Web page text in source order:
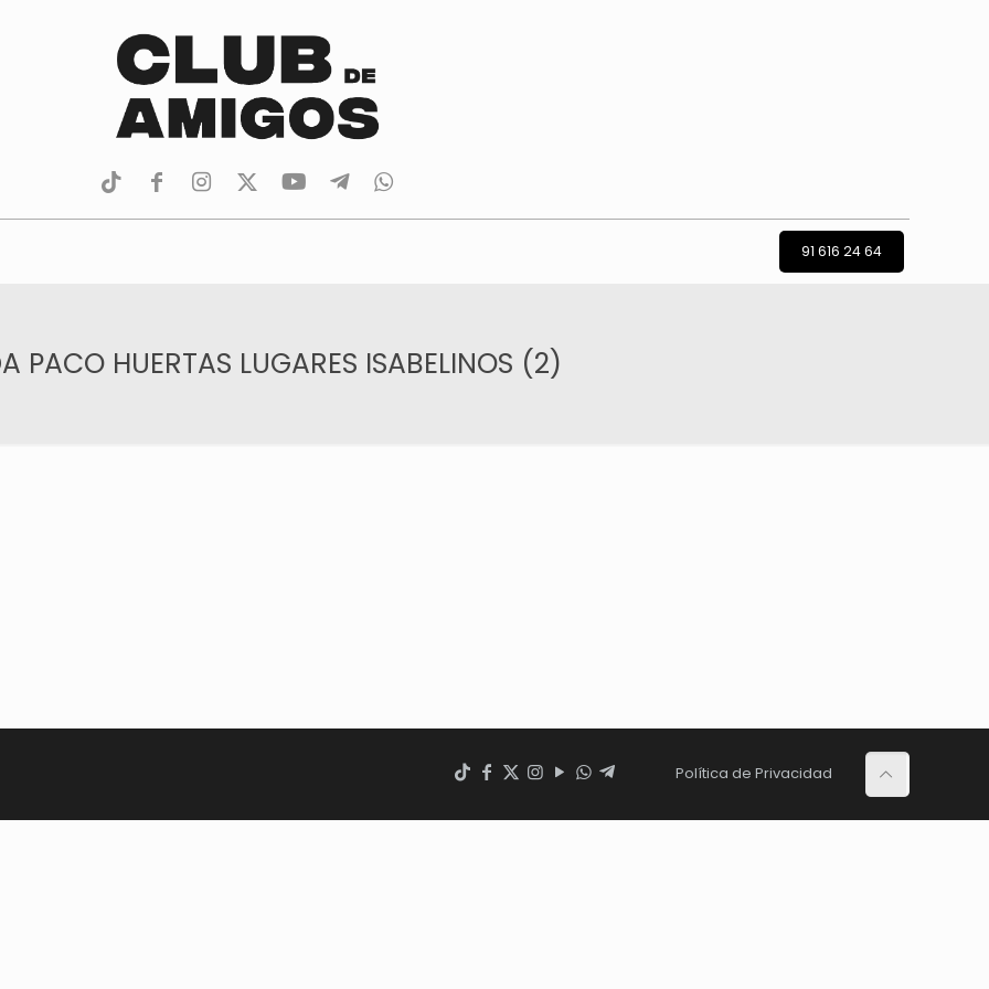
tiktokfacebookinstagram
TwitterYoutubeTelegramwhatsapp
91 616 24 64
PACO HUERTAS LUGARES ISABELINOS (2)
Política de Privacidad